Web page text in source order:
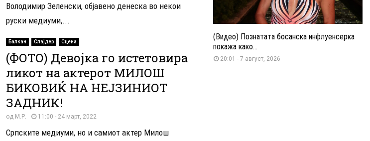
Володимир Зеленски, објавено денеска во некои
руски медиуми,...
Балкан Слајдер Сцена
(ФОТО) Девојка го истетовира
ликот на актерот MИЛОШ
БИКОВИЌ НА НЕЈЗИНИОТ
ЗАДНИК!
од М.Р. 11:00 - 24 март, 2022
Српските медиуми, но и самиот актер Милош
(Видео) Познатата босанска инфлуенсерка
покажа како...
20:01 - 7 август, 2026